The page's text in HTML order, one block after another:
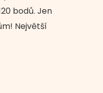
bodů. Jen
Největší